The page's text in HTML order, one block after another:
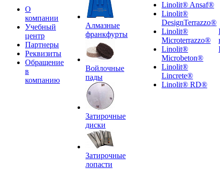
О
компании
Учебный
центр
Партнеры
Реквизиты
Обращение
в
компанию
Алмазные
франкфурты
Войлочные
пады
Затирочные
диски
Затирочные
лопасти
Linolit® Ansaf®
Linolit®
DesignTerrazzo®
Linolit®
Microterrazzo®
Linolit®
Microbeton®
Linolit®
Lincrete®
Linolit® RD®